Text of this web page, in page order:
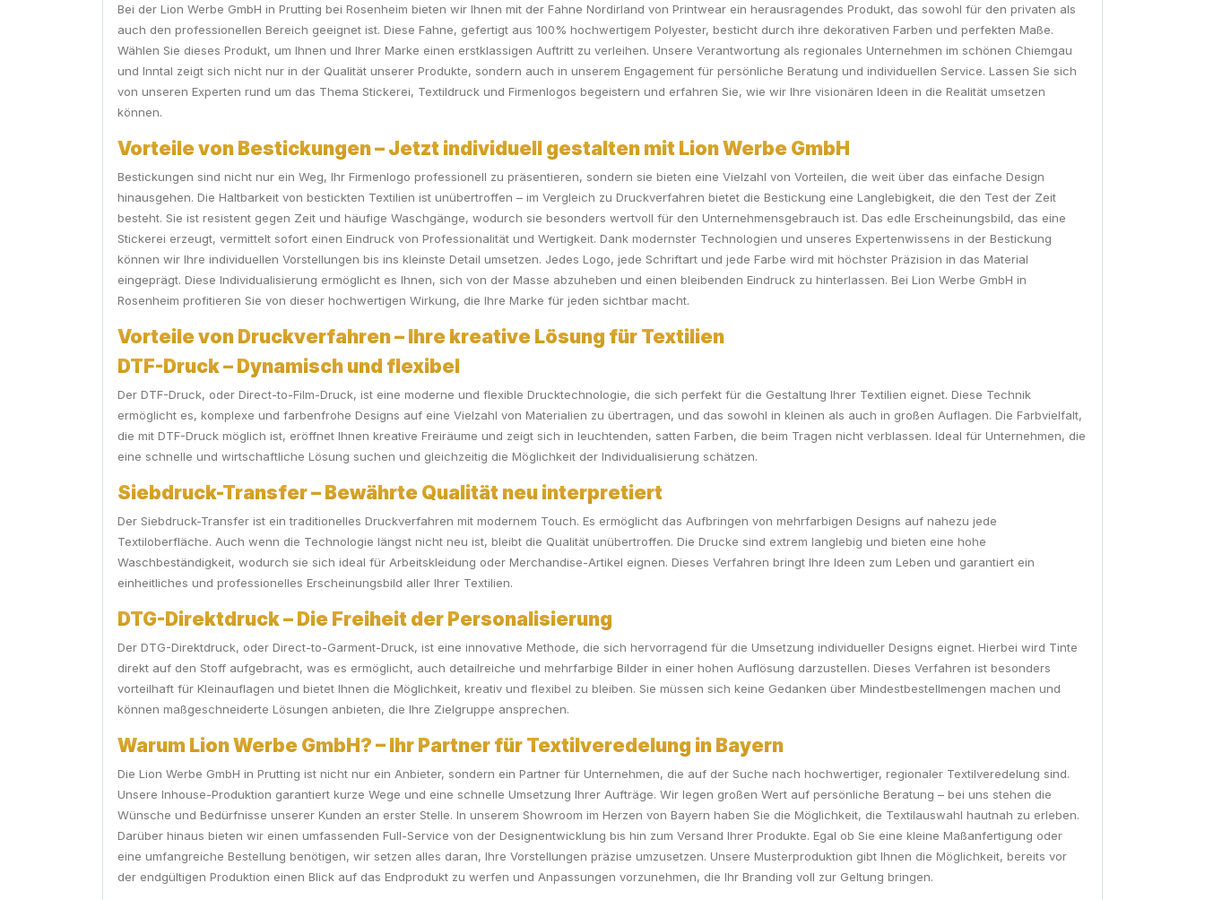
Bei der Lion Werbe GmbH in Prutting bei Rosenheim bieten wir Ihnen mit der Fahne Nordirland von Printwear ein herausragendes Produkt, das sowohl für den privaten als
auch den professionellen Bereich geeignet ist. Diese Fahne, gefertigt aus 100% hochwertigem Polyester, besticht durch ihre dekorativen Farben und perfekten Maße.
Wählen Sie dieses Produkt, um Ihnen und Ihrer Marke einen erstklassigen Auftritt zu verleihen. Unsere Verantwortung als regionales Unternehmen im schönen Chiemgau
und Inntal zeigt sich nicht nur in der Qualität unserer Produkte, sondern auch in unserem Engagement für persönliche Beratung und individuellen Service. Lassen Sie sich
von unseren Experten rund um das Thema Stickerei, Textildruck und Firmenlogos begeistern und erfahren Sie, wie wir Ihre visionären Ideen in die Realität umsetzen
können.
Vorteile von Bestickungen – Jetzt individuell gestalten mit Lion Werbe GmbH
Bestickungen sind nicht nur ein Weg, Ihr Firmenlogo professionell zu präsentieren, sondern sie bieten eine Vielzahl von Vorteilen, die weit über das einfache Design
hinausgehen. Die Haltbarkeit von bestickten Textilien ist unübertroffen – im Vergleich zu Druckverfahren bietet die Bestickung eine Langlebigkeit, die den Test der Zeit
besteht. Sie ist resistent gegen Zeit und häufige Waschgänge, wodurch sie besonders wertvoll für den Unternehmensgebrauch ist. Das edle Erscheinungsbild, das eine
Stickerei erzeugt, vermittelt sofort einen Eindruck von Professionalität und Wertigkeit. Dank modernster Technologien und unseres Expertenwissens in der Bestickung
können wir Ihre individuellen Vorstellungen bis ins kleinste Detail umsetzen. Jedes Logo, jede Schriftart und jede Farbe wird mit höchster Präzision in das Material
eingeprägt. Diese Individualisierung ermöglicht es Ihnen, sich von der Masse abzuheben und einen bleibenden Eindruck zu hinterlassen. Bei Lion Werbe GmbH in
Rosenheim profitieren Sie von dieser hochwertigen Wirkung, die Ihre Marke für jeden sichtbar macht.
Vorteile von Druckverfahren – Ihre kreative Lösung für Textilien
DTF-Druck – Dynamisch und flexibel
Der DTF-Druck, oder Direct-to-Film-Druck, ist eine moderne und flexible Drucktechnologie, die sich perfekt für die Gestaltung Ihrer Textilien eignet. Diese Technik
ermöglicht es, komplexe und farbenfrohe Designs auf eine Vielzahl von Materialien zu übertragen, und das sowohl in kleinen als auch in großen Auflagen. Die Farbvielfalt,
die mit DTF-Druck möglich ist, eröffnet Ihnen kreative Freiräume und zeigt sich in leuchtenden, satten Farben, die beim Tragen nicht verblassen. Ideal für Unternehmen, die
eine schnelle und wirtschaftliche Lösung suchen und gleichzeitig die Möglichkeit der Individualisierung schätzen.
Siebdruck-Transfer – Bewährte Qualität neu interpretiert
Der Siebdruck-Transfer ist ein traditionelles Druckverfahren mit modernem Touch. Es ermöglicht das Aufbringen von mehrfarbigen Designs auf nahezu jede
Textiloberfläche. Auch wenn die Technologie längst nicht neu ist, bleibt die Qualität unübertroffen. Die Drucke sind extrem langlebig und bieten eine hohe
Waschbeständigkeit, wodurch sie sich ideal für Arbeitskleidung oder Merchandise-Artikel eignen. Dieses Verfahren bringt Ihre Ideen zum Leben und garantiert ein
einheitliches und professionelles Erscheinungsbild aller Ihrer Textilien.
DTG-Direktdruck – Die Freiheit der Personalisierung
Der DTG-Direktdruck, oder Direct-to-Garment-Druck, ist eine innovative Methode, die sich hervorragend für die Umsetzung individueller Designs eignet. Hierbei wird Tinte
direkt auf den Stoff aufgebracht, was es ermöglicht, auch detailreiche und mehrfarbige Bilder in einer hohen Auflösung darzustellen. Dieses Verfahren ist besonders
vorteilhaft für Kleinauflagen und bietet Ihnen die Möglichkeit, kreativ und flexibel zu bleiben. Sie müssen sich keine Gedanken über Mindestbestellmengen machen und
können maßgeschneiderte Lösungen anbieten, die Ihre Zielgruppe ansprechen.
Warum Lion Werbe GmbH? – Ihr Partner für Textilveredelung in Bayern
Die Lion Werbe GmbH in Prutting ist nicht nur ein Anbieter, sondern ein Partner für Unternehmen, die auf der Suche nach hochwertiger, regionaler Textilveredelung sind.
Unsere Inhouse-Produktion garantiert kurze Wege und eine schnelle Umsetzung Ihrer Aufträge. Wir legen großen Wert auf persönliche Beratung – bei uns stehen die
Wünsche und Bedürfnisse unserer Kunden an erster Stelle. In unserem Showroom im Herzen von Bayern haben Sie die Möglichkeit, die Textilauswahl hautnah zu erleben.
Darüber hinaus bieten wir einen umfassenden Full-Service von der Designentwicklung bis hin zum Versand Ihrer Produkte. Egal ob Sie eine kleine Maßanfertigung oder
eine umfangreiche Bestellung benötigen, wir setzen alles daran, Ihre Vorstellungen präzise umzusetzen. Unsere Musterproduktion gibt Ihnen die Möglichkeit, bereits vor
der endgültigen Produktion einen Blick auf das Endprodukt zu werfen und Anpassungen vorzunehmen, die Ihr Branding voll zur Geltung bringen.